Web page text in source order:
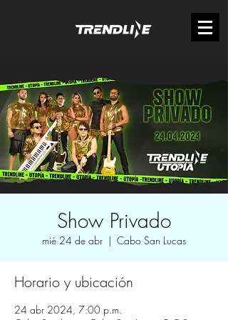
Show Privado
mié 24 de abr
  |
Cabo San Lucas
Horario y ubicación
24 abr 2024, 7:00 p.m.